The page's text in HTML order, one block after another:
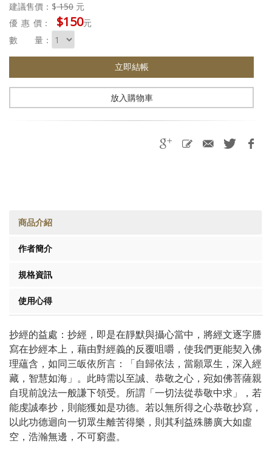
建議售價：$150 元
優惠 價： $150元
數 量：
立即結帳
放入購物車
商品介紹
作者簡介
規格資訊
使用心得
抄經的益處：抄經，即是在靜默與攝心當中，將經文逐字謄
寫在抄經本上，藉由對經義的反覆咀嚼，使我們更能契入佛
理蘊含，如同三皈依所言：「自歸依法，當願眾生，深入經
藏，智慧如海」。此時需以至誠、恭敬之心，宛如佛菩薩親
自現前說法一般謙下領受。所謂「一切法從恭敬中求」，若
能虔誠奉抄，則能獲如是功德。若以無所得之心恭敬抄寫，
以此功德迴向一切眾生離苦得樂，則其利益殊勝廣大如虛
空，浩瀚無邊，不可窮盡。